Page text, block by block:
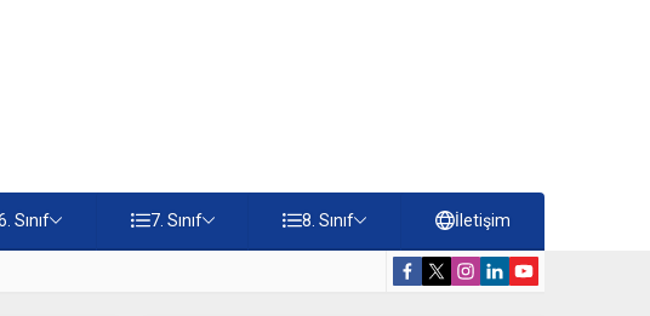
Sınıf 7. Sınıf 8. Sınıf İletişim